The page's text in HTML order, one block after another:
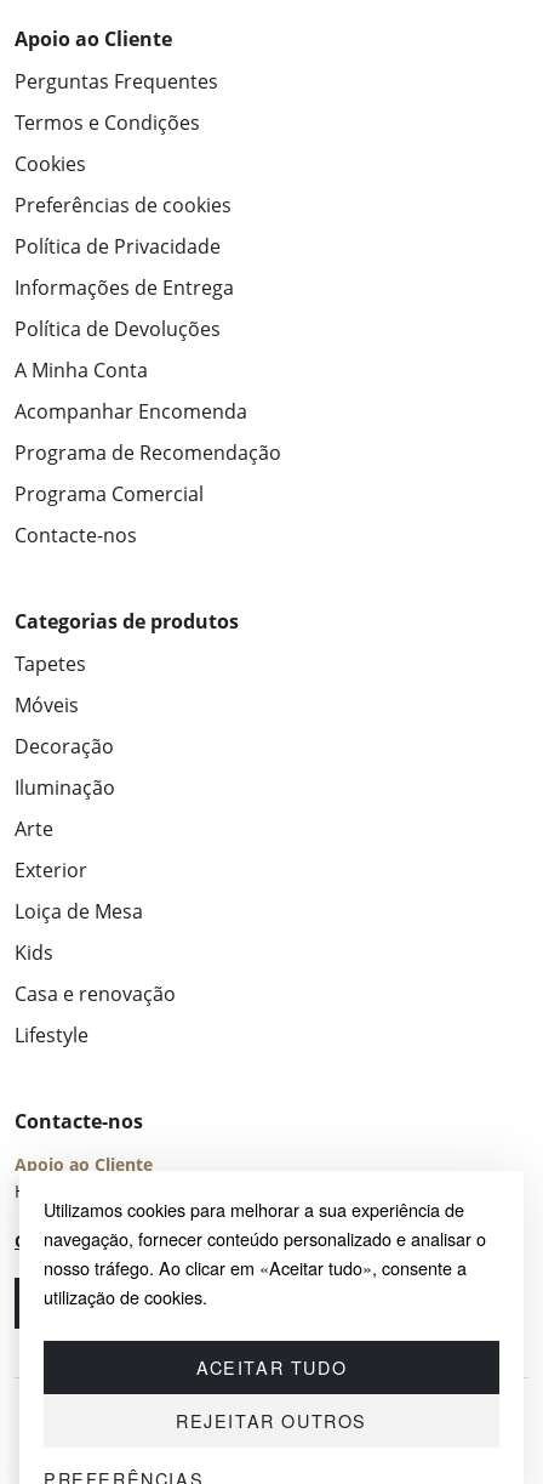
Utilizamos cookies para melhorar a sua experiência de
navegação, fornecer conteúdo personalizado e analisar o
nosso tráfego. Ao clicar em «Aceitar tudo», consente a
utilização de cookies.
ACEITAR TUDO
REJEITAR OUTROS
PREFERÊNCIAS
Apoio ao Cliente
Perguntas Frequentes
Termos e Condições
Cookies
Preferências de cookies
Política de Privacidade
Informações de Entrega
Política de Devoluções
A Minha Conta
Acompanhar Encomenda
Programa de Recomendação
Programa Comercial
Contacte-nos
Categorias de produtos
Tapetes
Móveis
Decoração
Iluminação
Arte
Exterior
Loiça de Mesa
Kids
Casa e renovação
Lifestyle
Contacte-nos
Apoio ao Cliente
Horário de Atendimento: seg – sex 8:00 – 16:00 (UTC+2)
Centro de Ajuda
Ligue-nos
© 2026 SAYRUG OÜ · KESKLINNA LINNAOSA, AHTRI TN 12, 10151, TALLINN,